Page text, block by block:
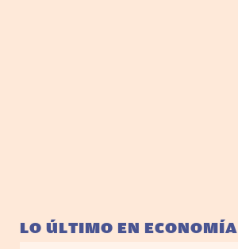
LO ÚLTIMO EN ECONOMÍA